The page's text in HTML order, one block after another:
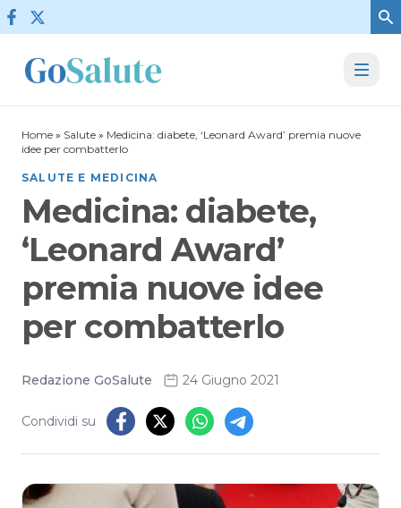
Vai al contenuto
Home » Salute » Medicina: diabete, ‘Leonard Award’ premia nuove
idee per combatterlo
SALUTE E MEDICINA
Medicina: diabete,
‘Leonard Award’
premia nuove idee
per combatterlo
Redazione GoSalute 24 Giugno 2021
Condividi su